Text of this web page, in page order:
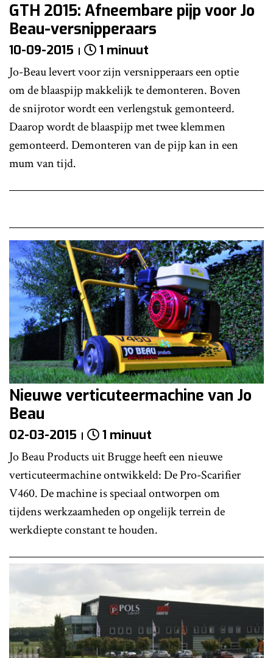
GTH 2015: Afneembare pijp voor Jo
Beau-versnipperaars
10-09-2015 1 minuut
Jo-Beau levert voor zijn versnipperaars een optie
om de blaaspijp makkelijk te demonteren. Boven
de snijrotor wordt een verlengstuk gemonteerd.
Daarop wordt de blaaspijp met twee klemmen
gemonteerd. Demonteren van de pijp kan in een
mum van tijd.
Nieuwe verticuteermachine van Jo
Beau
02-03-2015 1 minuut
Jo Beau Products uit Brugge heeft een nieuwe
verticuteermachine ontwikkeld: De Pro-Scarifier
V460. De machine is speciaal ontworpen om
tijdens werkzaamheden op ongelijk terrein de
werkdiepte constant te houden.